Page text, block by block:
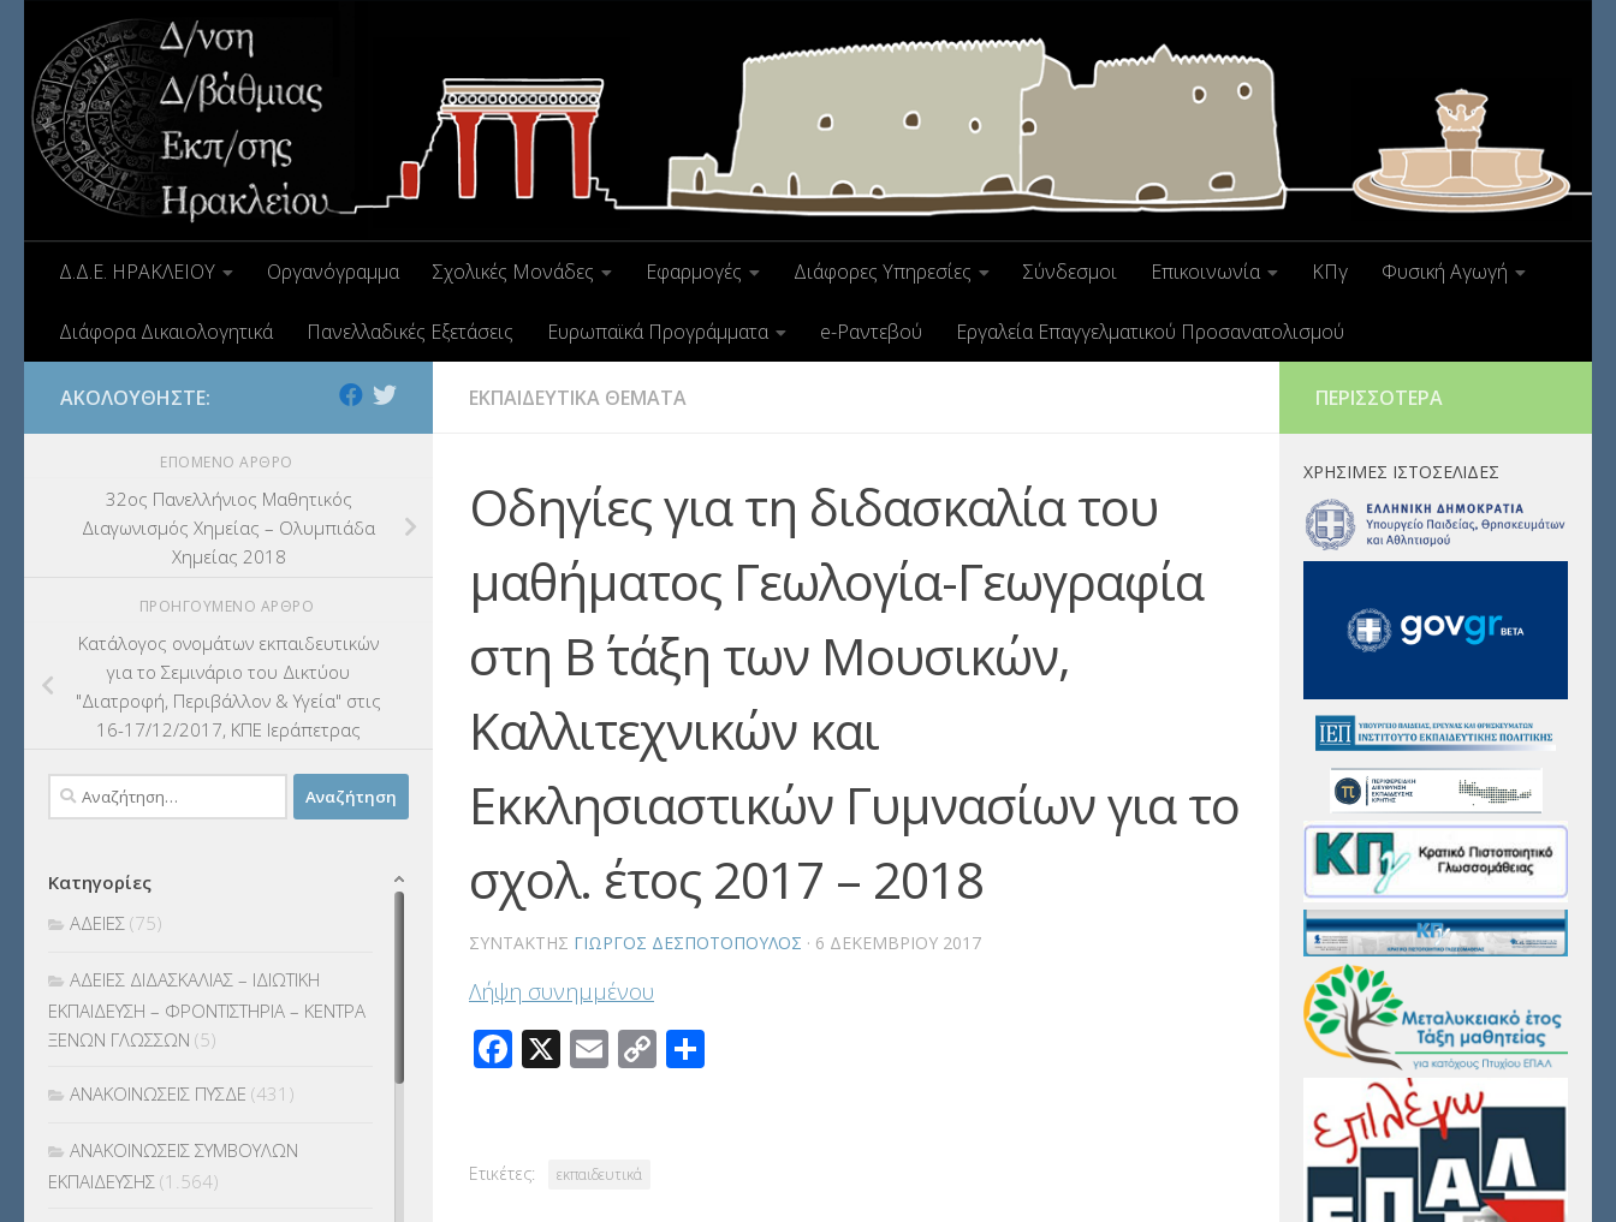
Δ.Δ.Ε. ΗΡΑΚΛΕΙΟΥ Οργανόγραμμα Σχολικές Μονάδες Εφαρμογές Διάφορες Υπηρεσίες Σύνδεσμοι Επικοινωνία ΚΠγ Φυσική Αγωγή
Διάφορα Δικαιολογητικά Πανελλαδικές Εξετάσεις Ευρωπαϊκά Προγράμματα e-Ραντεβού Εργαλεία Επαγγελματικού Προσανατολισμού
ΕΚΠΑΙΔΕΥΤΙΚΑ ΘΕΜΑΤΑ
Οδηγίες για τη διδασκαλία του
μαθήματος Γεωλογία-Γεωγραφία
στη Β΄ τάξη των Μουσικών,
Καλλιτεχνικών και
Εκκλησιαστικών Γυμνασίων για το
σχολ. έτος 2017 – 2018
ΣΥΝΤΆΚΤΗΣ ΓΙΏΡΓΟΣ ΔΕΣΠΟΤΌΠΟΥΛΟΣ · 6 ΔΕΚΕΜΒΡΊΟΥ 2017
Λήψη συνημμένου
Facebook
X Email
Copy
Ετικέτες: εκπαιδευτικά
ΑΚΟΛΟΥΘΉΣΤΕ:
ΕΠΌΜΕΝΟ ΆΡΘΡΟ
32ος Πανελλήνιος Μαθητικός
Διαγωνισμός Χημείας – Ολυμπιάδα
Χημείας 2018
ΠΡΟΗΓΟΎΜΕΝΟ ΆΡΘΡΟ
Κατάλογος ονομάτων εκπαιδευτικών
για το Σεμινάριο του Δικτύου
"Διατροφή, Περιβάλλον & Υγεία" στις
16-17/12/2017, ΚΠΕ Ιεράπετρας
Αναζήτηση
για:
Κατηγορίες
ΑΔΕΙΕΣ (75)
ΑΔΕΙΕΣ ΔΙΔΑΣΚΑΛΙΑΣ – ΙΔΙΩΤΙΚΗ
ΕΚΠΑΙΔΕΥΣΗ – ΦΡΟΝΤΙΣΤΗΡΙΑ – ΚΕΝΤΡΑ
ΞΕΝΩΝ ΓΛΩΣΣΩΝ (5)
ΑΝΑΚΟΙΝΩΣΕΙΣ ΠΥΣΔΕ (431)
ΑΝΑΚΟΙΝΩΣΕΙΣ ΣΥΜΒΟΥΛΩΝ
ΕΚΠΑΙΔΕΥΣΗΣ (1.564)
ΠΕΡΙΣΣΌΤΕΡΑ
ΧΡΉΣΙΜΕΣ ΙΣΤΟΣΕΛΊΔΕΣ